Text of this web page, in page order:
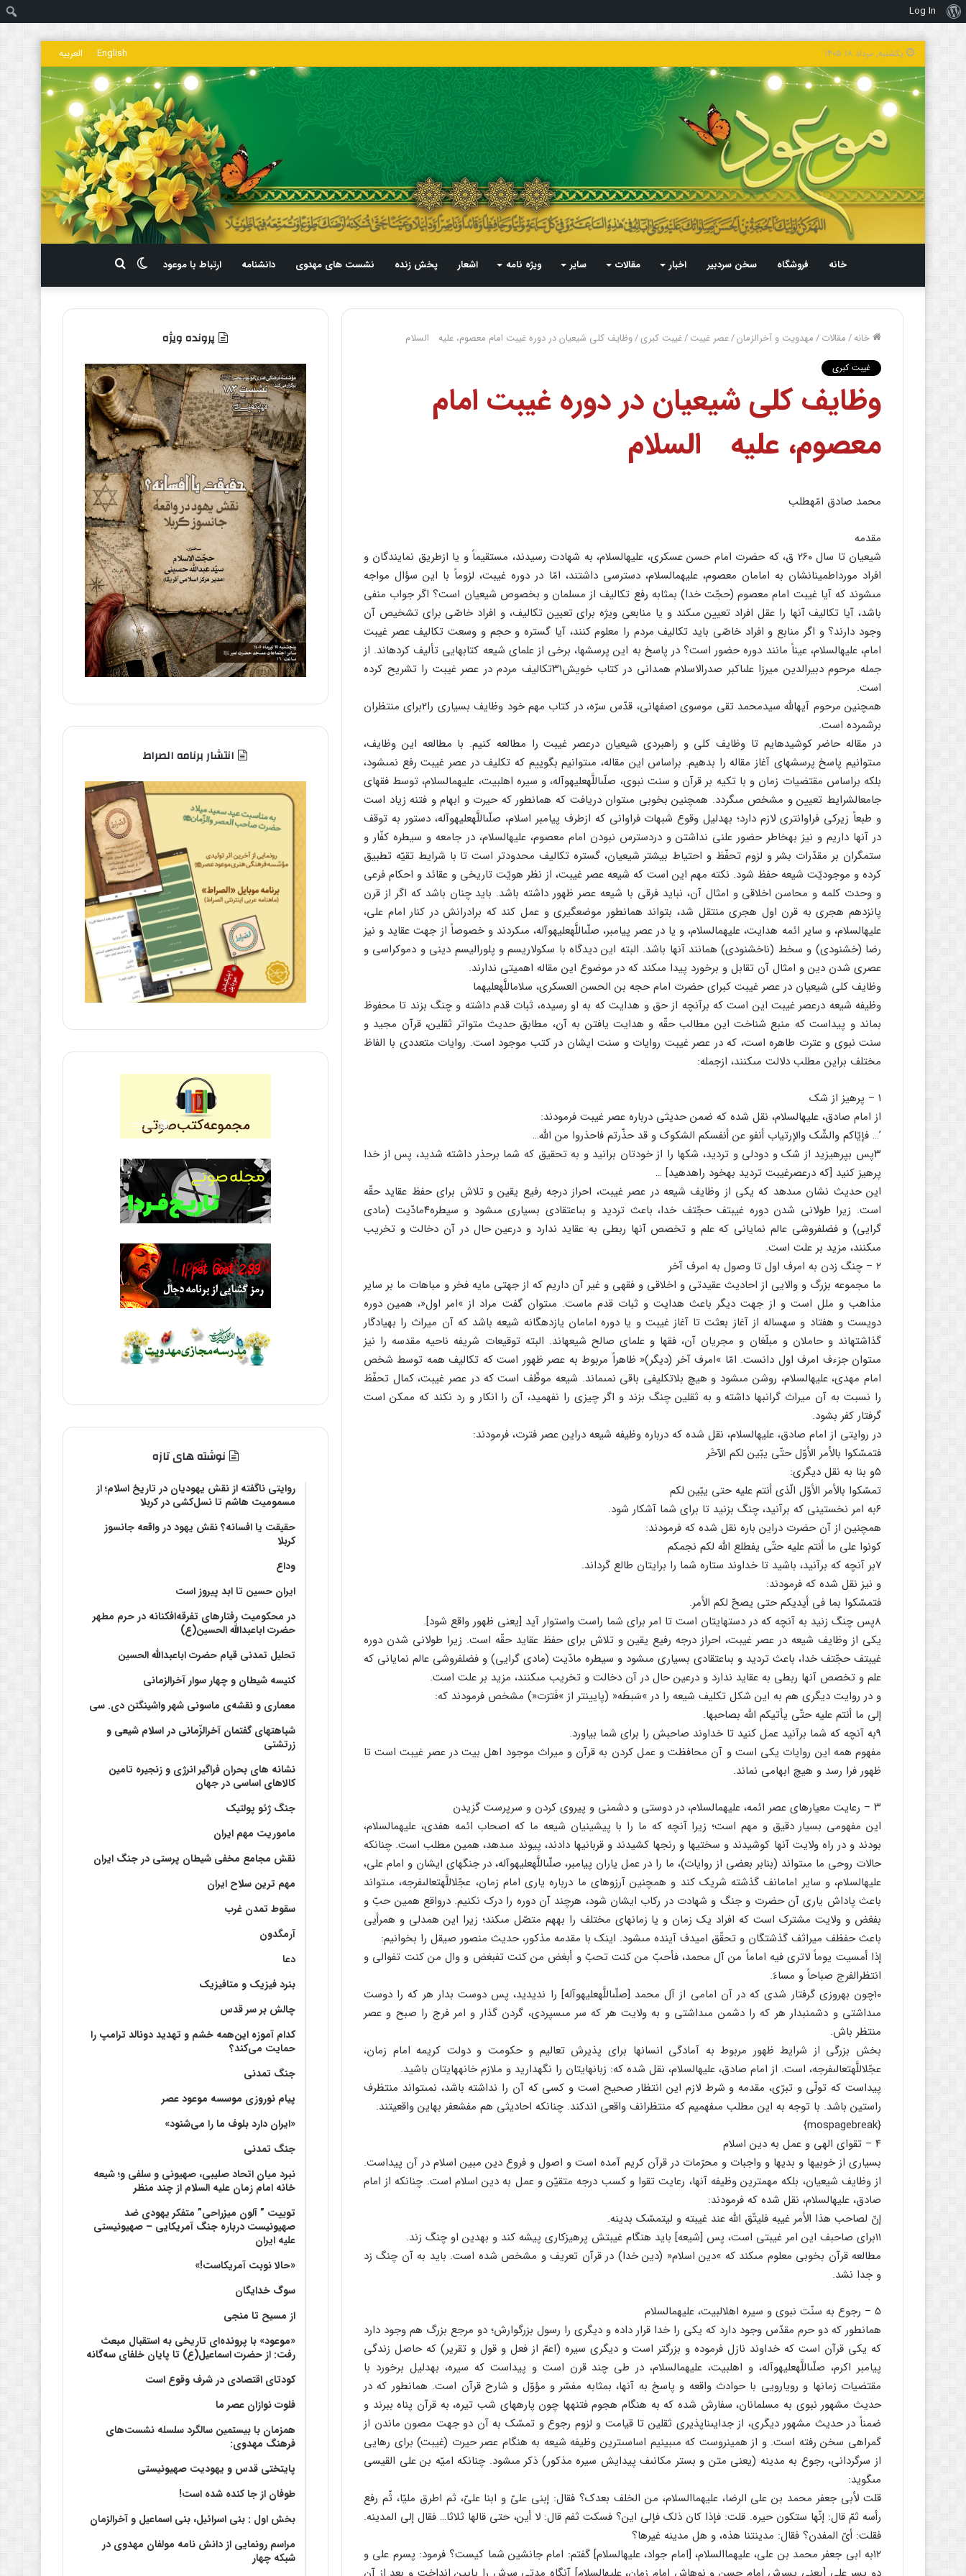
درباره
وردپرس
Log In
یکشنبه, مرداد ۱۸ ۱۴۰۵ English العربیه
خانه فروشگاه سخن سردبیر اخبار مقالات سایر ویژه نامه اشعار پخش زنده نشست های مهدوی دانشنامه ارتباط با موعود
برای
تغییر
پوسته
خانه/مقالات/مهدویت و آخرالزمان/عصر غیبت/غیبت کبری/وظایف کلى شیعیان در دوره غیبت امام معصوم، علیه السلام
غیبت کبری
وظایف کلى شیعیان در دوره غیبت امام
معصوم، علیه السلام
محمد صادق امّهطلب
مقدمه
شیعیان تا سال ۲۶۰ ق، که حضرت امام حسن عسکرى، علیه‏السلام، به شهادت رسیدند، مستقیماً و یا ازطریق نمایندگان و
افراد مورداطمینانشان به امامان معصوم، علیهم‏السلام، دسترسى داشتند، امّا در دوره غیبت، لزوماً با این سؤال مواجه
مى‏شوند که آیا غیبت امام معصوم (حجّت خدا) بمثابه رفع تکالیف از مسلمان و بخصوص شیعیان است؟ اگر جواب منفى
باشد، آیا تکالیف آنها را عقل افراد تعیین مى‏کند و یا منابعى ویژه براى تعیین تکالیف، و افراد خاصّى براى تشخیص آن
وجود دارند؟ و اگر منابع و افراد خاصّى باید تکالیف مردم را معلوم کنند، آیا گستره و حجم و وسعت تکالیف عصر غیبت
امام، علیه‏السلام، عیناً مانند دوره حضور است؟ در پاسخ به این پرسشها، برخى از علماى شیعه کتابهایى تألیف کرده‏اند. از
جمله مرحوم دبیرالدین میرزا على‏اکبر صدرالاسلام همدانى در کتاب خویش۳۱تکالیف مردم در عصر غیبت را تشریح کرده
است.
همچنین مرحوم آیهاللَّه سیدمحمد تقى موسوى اصفهانى، قدّس سرّه، در کتاب مهم خود وظایف بسیارى را۲براى منتظران
برشمرده است.
در مقاله حاضر کوشیده‏ایم تا وظایف کلى و راهبردى شیعیان درعصر غیبت را مطالعه کنیم. با مطالعه این وظایف،
مى‏توانیم پاسخ پرسشهاى آغاز مقاله را بدهیم. براساس این مقاله، مى‏توانیم بگوییم که تکلیف در عصر غیبت رفع نمى‏شود،
بلکه براساس مقتضیات زمان و با تکیه بر قرآن و سنت نبوى، صلّى‏اللَّه‏علیه‏وآله، و سیره اهل‏بیت، علیهم‏السلام، توسط فقهاى
جامع‏الشرایط تعیین و مشخص مى‏گردد. همچنین بخوبى مى‏توان دریافت که همانطور که حیرت و ابهام و فتنه زیاد است
و طبعاً زیرکى فراوانترى لازم دارد؛ به‏دلیل وقوع شبهات فراوانى که ازطرف پیامبر اسلام، صلّى‏اللَّه‏علیه‏وآله، دستور به توقف
در آنها داریم و نیز به‏خاطر حضور علنى نداشتن و دردسترس نبودن امام معصوم، علیه‏السلام، در جامعه و سیطره کفّار و
ستمگران بر مقدّرات بشر و لزوم تحفّظ و احتیاط بیشتر شیعیان، گستره تکالیف محدودتر است تا با شرایط تقیّه تطبیق
کرده و موجودیّت شیعه حفظ شود. نکته مهم این است که شیعه عصر غیبت، از نظر هویّت تاریخى و عقائد و احکام فرعى
و وحدت کلمه و محاسن اخلاقى و امثال آن، نباید فرقى با شیعه عصر ظهور داشته باشد. باید چنان باشد که اگر از قرن
پانزدهم هجرى به قرن اول هجرى منتقل شد، بتواند همان‏طور موضعگیرى و عمل کند که برادرانش در کنار امام على،
علیه‏السلام، و سایر ائمه هدایت، علیهم‏السلام، و یا در عصر پیامبر، صلّى‏اللَّه‏علیه‏وآله، مى‏کردند و خصوصاً از جهت عقاید و نیز
رضا (خشنودى) و سخط (ناخشنودى) همانند آنها باشد. البته این دیدگاه با سکولاریسم و پلورالیسم دینى و دموکراسى و
عصرى شدن دین و امثال آن تقابل و برخورد پیدا مى‏کند که در موضوع این مقاله اهمیتى ندارند.
وظایف کلى شیعیان در عصر غیبت کبراى حضرت امام حجه بن الحسن العسکرى، سلام‏اللَّه‏علیهما
وظیفه شیعه درعصر غیبت این است که برآنچه از حق و هدایت که به او رسیده، ثبات قدم داشته و چنگ بزند تا محفوظ
بماند و پیداست که منبع شناخت این مطالب حقّه و هدایت یافتن به آن، مطابق حدیث متواتر ثقلین، قرآن مجید و
سنت نبوى و عترت طاهره است، که در عصر غیبت روایات و سنت ایشان در کتب موجود است. روایات متعددى با الفاظ
مختلف براین مطلب دلالت مى‏کنند، ازجمله:
۱ – پرهیز از شک
از امام صادق، علیه‏السلام، نقل شده که ضمن حدیثى درباره عصر غیبت فرمودند:
’… فإیّاکم والشّک والإرتیاب أنفو عن أنفسکم الشکوک و قد حذّرتم فاحذروا من اللَّه…
۳پس بپرهیزید از شک و دودلى و تردید، شکها را از خودتان برانید و به تحقیق که شما برحذر داشته شدید، پس از خدا
پرهیز کنید [که درعصرغیبت تردید به‏خود راه‏دهید] …
این حدیث نشان مى‏دهد که یکى از وظایف شیعه در عصر غیبت، احراز درجه رفیع یقین و تلاش براى حفظ عقاید حقّه
است. زیرا طولانى شدن دوره غیبتف حجّتف خدا، باعث تردید و بى‏اعتقادى بسیارى مى‏شود و سیطره۴مادّیت (مادى
گرایى) و فضل‏فروشى عالم نمایانى که علم و تخصص آنها ربطى به عقاید ندارد و درعین حال در آن دخالت و تخریب
مى‏کنند، مزید بر علت است.
۲ – چنگ زدن به امرف اول تا وصول به امرف آخر
ما مجموعه بزرگ و والایى از احادیث عقیدتى و اخلاقى و فقهى و غیر آن داریم که از جهتى مایه فخر و مباهات ما بر سایر
مذاهب و ملل است و از جهت دیگر باعث هدایت و ثبات قدم ماست. مى‏توان گفت مراد از »امر اول«، همین دوره
دویست و هفتاد و سه‏ساله از آغاز بعثت تا آغاز غیبت و یا دوره امامان یازده‏گانه شیعه باشد که آن میراث را به‏یادگار
گذاشته‏اند و حاملان و مبلّغان و مجریان آن، فقها و علماى صالح شیعه‏اند. البته توقیعات شریفه ناحیه مقدسه را نیز
مى‏توان جزءف امرف اول دانست. امّا »امرف آخر (دیگر)« ظاهراً مربوط به عصر ظهور است که تکالیف همه توسط شخص
امام مهدى، علیه‏السلام، روشن مى‏شود و هیچ بلاتکلیفى باقى نمى‏ماند. شیعه موظّف است که در عصر غیبت، کمال تحفّظ
را نسبت به آن میراث گرانبها داشته و به ثقلین چنگ بزند و اگر چیزى را نفهمید، آن را انکار و رد نکند که ممکن است
گرفتار کفر بشود.
در روایتى از امام صادق، علیه‏السلام، نقل شده که درباره وظیفه شیعه دراین عصر فترت، فرمودند:
فتمسّکوا بالأمر الأوّل حتّى یبّین لکم الآخَر
۵و بنا به نقل دیگرى:
تمسّکوا بالأمر الأوّل الّذى أنتم علیه حتى یبّین لکم
۶به امر نخستینى که برآنید، چنگ بزنید تا براى شما آشکار شود.
همچنین از آن حضرت دراین باره نقل شده که فرمودند:
کونوا على ما أنتم علیه حتّى یفطلع اللَّه لکم نجمکم
۷بر آن‏چه که برآنید، باشید تا خداوند ستاره شما را برایتان طالع گرداند.
و نیز نقل شده که فرمودند:
فتمسّکوا بما فى أیدیکم حتى یصحّ لکم الأمر.
۸پس چنگ زنید به آنچه که در دستهایتان است تا امر براى شما راست واستوار آید [یعنى ظهور واقع شود].
یکى از وظایف شیعه در عصر غیبت، احراز درجه رفیع یقین و تلاش براى حفظ عقاید حقّه است. زیرا طولانى شدن دوره
غیبتف حجّتف خدا، باعث تردید و بى‏اعتقادى بسیارى مى‏شود و سیطره مادّیت (مادى گرایى) و فضل‏فروشى عالم نمایانى که
علم و تخصص آنها ربطى به عقاید ندارد و درعین حال در آن دخالت و تخریب مى‏کنند، مزید بر علت است.
و در روایت دیگرى هم به این شکل تکلیف شیعه را در »سَبطَه« (پایین‏تر از »فَترَت«) مشخص فرمودند که:
إلى ما أنتم علیه حتّى یأتیکم اللَّه بصاحبها.
۹به آنچه که شما برآنید عمل کنید تا خداوند صاحبش را براى شما بیاورد.
مفهوم همه این روایات یکى است و آن محافظت و عمل کردن به قرآن و میراث موجود اهل بیت در عصر غیبت است تا
ظهور فرا رسد و هیچ ابهامى نماند.
۳ – رعایت معیارهاى عصر ائمه، علیهم‏السلام، در دوستى و دشمنى و پیروى کردن و سرپرست گزیدن
این مفهومى بسیار دقیق و مهم است؛ زیرا آنچه که ما را با پیشینیان شیعه ما که اصحاب ائمه هفدى، علیهم‏السلام،
بودند و در راه ولایت آنها کوشیدند و سختیها و رنجها کشیدند و قربانیها دادند، پیوند مى‏دهد، همین مطلب است. چنانکه
حالات روحى ما مى‏تواند (بنابر بعضى از روایات)، ما را در عمل یاران پیامبر، صلّى‏اللَّه‏علیه‏وآله، در جنگهاى ایشان و امام على،
علیه‏السلام، و سایر امامانف گذشته شریک کند و همچنین آرزوهاى ما درباره یارى امام زمان، عجّل‏اللَّه‏تعالى‏فرجه، مى‏تواند
باعث پاداش یارى آن حضرت و جنگ و شهادت در رکاب ایشان شود، هرچند آن دوره را درک نکنیم. درواقع همین حبّ و
بفغض و ولایت مشترک است که افراد یک زمان و یا زمانهاى مختلف را به‏هم متصّل مى‏کند؛ زیرا این همدلى و همرأیى
باعث حفظف میراثف گذشتگان و تحقّق امیدف آینده مى‏شود. اینک با مقدمه مذکور، حدیث منصور صیقل را بخوانیم:
إذا أمسیت یوماً لاترى فیه اماماً من آل محمد، فأحبّ من کنت تحبّ و أبغض من کنت تفبغض و وال من کنت تفوالى و
انتظرالفرج صباحاً و مساءً.
۱۰چون به‏روزى گرفتار شدى که در آن امامى از آل محمد [صلّى‏اللَّه‏علیه‏وآله] را ندیدید، پس دوست بدار هر که را دوست
مى‏داشتى و دشمن‏بدار هر که را دشمن مى‏داشتى و به ولایت هر که سر مى‏سپردى، گردن گذار و امر فرج را صبح و عصر
منتظر باش.
بخش بزرگى از شرایط ظهور مربوط به آمادگى انسانها براى پذیرش تعالیم و حکومت و دولت کریمه امام زمان،
عجّل‏اللَّه‏تعالى‏فرجه، است. از امام صادق، علیه‏السلام، نقل شده که: زبانهایتان را نگه‏دارید و ملازم خانه‏هایتان باشید.
پیداست که تولّى و تبرّى، مقدمه و شرط لازم این انتظار صحیح است و کسى که آن را نداشته باشد، نمى‏تواند منتظرف
راستین باشد. با توجه به این مطلب مى‏فهمیم که منتظرانف واقعى اندکند. چنانکه احادیثى هم مفشعفر به‏این واقعیتند.
{mospagebreak}
۴ – تقواى الهى و عمل به دین اسلام
بسیارى از خوبیها و بدیها و واجبات و محرّمات در قرآن کریم آمده است و اصول و فروع دین مبین اسلام در آن پیداست.
از وظایف شیعیان، بلکه مهمترین وظیفه آنها، رعایت تقوا و کسب درجه متقیّن و عمل به دین اسلام است. چنانکه از امام
صادق، علیه‏السلام، نقل شده که فرمودند:
إنّ لصاحب هذا الأمر غیبه فلیتّق اللَّه عند غیبته و لیتمسّک بدینه.
۱۱براى صاحبف این امر غیبتى است، پس [شیعه] باید هنگام غیبتش پرهیزکارى پیشه کند و به‏دین او چنگ زند.
مطالعه قرآن بخوبى معلوم مى‏کند که »دین اسلام« (دین خدا) در قرآن تعریف و مشخص شده است. باید به آن چنگ زد
و جدا نشد.
۵ – رجوع به سنّت نبوى و سیره اهل‏البیت، علیهم‏السلام
همان‏طور که دو حرم مقدّس وجود دارد که یکى را خدا قرار داده و دیگرى را رسول بزرگوارش؛ دو مرجع بزرگ هم وجود دارد
که یکى قرآن است که خداوند نازل فرموده و بزرگتر است و دیگرى سیره (اعمّ از فعل و قول و تقریر) که حاصل زندگى
پیامبر اکرم، صلّى‏اللَّه‏علیه‏وآله، و اهل‏بیت، علیهم‏السلام، در طى چند قرن است و پیداست که سیره، به‏دلیل برخورد با
مقتضیات زمانها و رویارویى با حوادث واقعه و پاسخ به آنها، بمثابه مفسّر و مؤوّل و شارح قرآن است. همانطور که در
حدیث مشهور نبوى به مسلمانان، سفارش شده که به هنگام هجوم فتنه‏ها چون پاره‏هاى شب تیره، به قرآن پناه ببرند و
ضمناً در حدیث مشهور دیگرى، از جدایى‏ناپذیرى ثقلین تا قیامت و لزوم رجوع و تمسّک به آن دو جهت مصون ماندن از
گمراهى سخن رفته است. و از همین‏روست که مى‏بینیم اساسى‏ترین وظیفه شیعه به هنگام عصر حیرت (غیبت) براى رهایى
از سرگردانى، رجوع به مدینه (یعنى متن و بستر مکانىف پیدایش سیره مذکور) ذکر مى‏شود. چنانکه امیّه بن على القیسى
مى‏گوید:
قلت لأبى جعفر محمد بن على الرضا، علیهماالسلام، من الخلف بعدک؟ فقال: إبنى علىّ و ابنا علىّ، ثم اطرق ملیّا، ثّم رفع
رأسه ثمّ قال: إنّها ستکون حیره. قلت: فإذا کان ذلک فإلى این؟ فسکت ثفم قال: لا أین، حتى قالها ثلاثا… فقال إلى المدینه.
فقلت: أىّ المفدن؟ فقال: مدینتنا هذه، و هل مدینه غیرها؟
۱۲به ابى جعفر محمد بن على، علیهماالسلام، [امام جواد، علیه‏السلام] گفتم: امام جانشین شما کیست؟ فرمود: پسرم على و
پرونده ویژه
انتشار برنامه الصراط
نوشته های تازه
روایتی ناگفته از نقش یهودیان در تاریخ اسلام؛ از
مسمومیت هاشم تا نسل‌کشی در کربلا
حقیقت یا افسانه؟‌ نقش یهود در واقعه جانسوز
کربلا
وداع
ایران حسین تا ابد پیروز است
در محکومیت رفتارهای تفرقه‌افکنانه در حرم مطهر
حضرت اباعبدالله الحسین(ع)
تحلیل تمدنی قیام حضرت اباعبدالله الحسین
کنیسه شیطان و چهار سوار آخرالزمانی
معماری و نقشه‌ی ماسونی شهر واشينگتن دی. سی
شباهتهای گفتمان آخر‌الزّمانی در اسلام شیعی و
زرتشتی
نشانه های بحران فراگیر انرژی و زنجیره تامین
کالاهای اساسی در جهان
جنگ ژئو پولتیک
ماموریت مهم ایران
نقش مجامع مخفی شیطان پرستی در جنگ ایران
مهم ترین سلاح ایران
سقوط تمدن غرب
آرمگدون
دعا
بنرد فیزیک و متافیزیک
چالش بر سر قدس
کدام آموزه این‌همه خشم و تهدید دونالد ترامپ را
حمایت می‌کند؟
جنگ تمدنی
پیام نوروزی موسسه موعود عصر
«ایران دارد بلوف ما را می‌شنود»
جنگ تمدنی
نبرد میان اتحاد صلیبی، صهیونی و سلفی و؛ شیعه
خانه امام زمان علیه السلام از چند منظر
توییت ” آلون میزراحی” متفکر یهودی ضد
صهیونیست درباره جنگ آمریکایی – صهیونیستی
علیه ایران
«حالا نوبت آمریکاست!»
سوگ خدایگان
از مسیح تا منجی
«موعود» با پرونده‌ای تاریخی به استقبال مبعث
رفت: از حضرت اسماعیل(ع) تا پایان خلفای سه‌گانه
کودتای اقتصادی در شرف وقوع است
فلوت نوازان عصر ما
همزمان با بیستمین سالگرد سلسله نشست‌های
فرهنگ مهدوی:‌
پایتختی قدس و یهودیت صهیونیستی
طوفان از جا کنده شده است!
بخش اول : بنی اسرائیل، بنی اسماعیل و آخرالزمان
مراسم رونمایی از دانش نامه مولفان مهدوی در
شبکه چهار